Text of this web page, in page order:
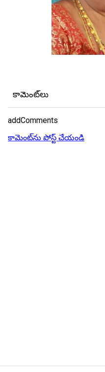
కామెంట్‌లు
addComments
కామెంట్‌ను పోస్ట్ చేయండి